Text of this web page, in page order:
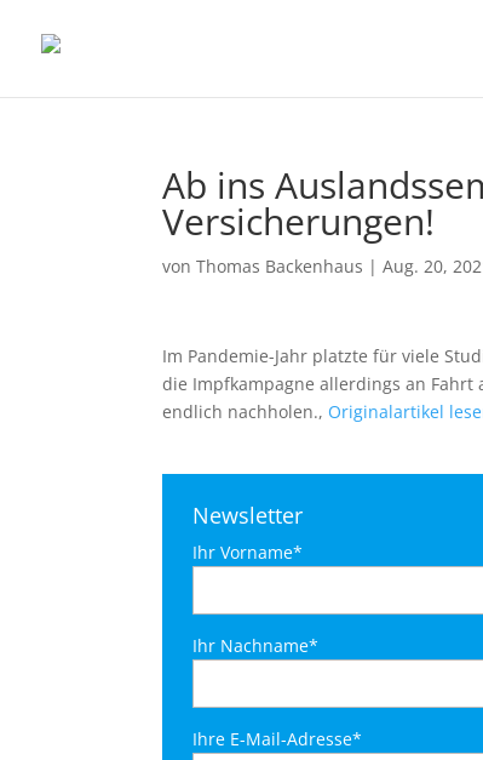
Ab ins
Versicherungen!
vonThomas Backenhaus |Aug. 20,
Im Pandemie-Jahr platzte für viele
die Impfkampagne allerdings an
endlich nachholen., Originalartikel
Newsletter
Ihr Vorname*
Ihr Nachname*
Ihre E-Mail-Adresse*